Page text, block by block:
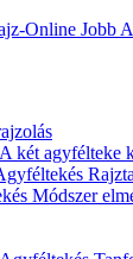
két agyfélteke
Módszer